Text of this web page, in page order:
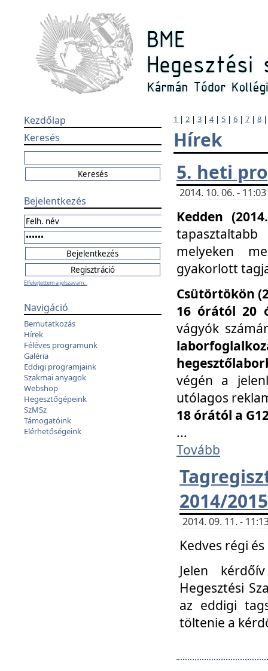
Kezdőlap
Keresés
Bejelentkezés
Elfelejtettem a jelszavam...
Navigáció
Bemutatkozás
Hírek
Féléves programunk
Galéria
Eddigi programjaink
Szakmai anyagok
Webshop
Hegesztőgépeink
SzMSz
Támogatóink
Elérhetőségeink
1 | 2 | 3 | 4| 5 | 6 | 7 | 8
Hírek
5. heti
2014. 10. 06. -
Kedden
melyeken
gyakorlott
Csütörtökön
16 órától 20
vágyók
végén a
utólagos
18 órától a
...
Tovább
2014/
2014. 09. 11. -
Kedves régi
Jelen
Hegesztési
az eddigi
töltenie a